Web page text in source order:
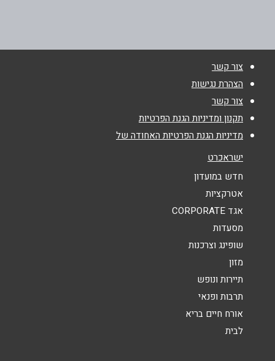
טלפון*
אימייל*
נושא*
אנא חזרו אלי בקשר ל...
הודעה*
צור קשר
הצהרת נגישות
צור קשר
תקנון ומדיניות הגנת הפרטיות
מדיניות הגנת הפרטיות האחודה של
ישראכרט
חדש במועדון
אטרקציות
אגד CORPORATE
מסעדות
שופינג וצרכנות
מזון
תיירות ונופש
תרבות ופנאי
אורח חיים בריא
לבית